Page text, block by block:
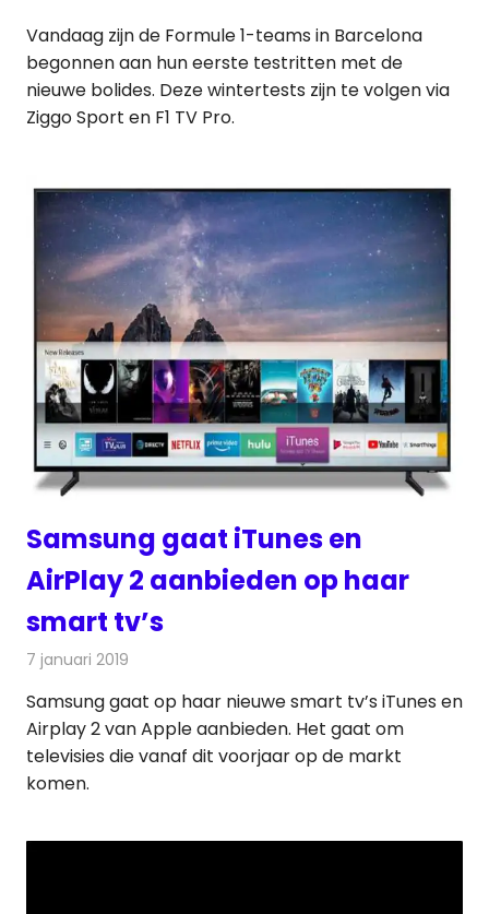
Vandaag zijn de Formule 1-teams in Barcelona
begonnen aan hun eerste testritten met de
nieuwe bolides. Deze wintertests zijn te volgen via
Ziggo Sport en F1 TV Pro.
Samsung gaat iTunes en
AirPlay 2 aanbieden op haar
smart tv’s
7 januari 2019
Samsung gaat op haar nieuwe smart tv’s iTunes en
Airplay 2 van Apple aanbieden. Het gaat om
televisies die vanaf dit voorjaar op de markt
komen.